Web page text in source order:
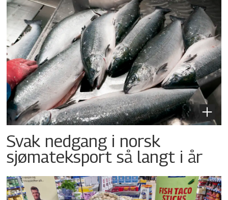
Svak nedgang i norsk
sjømateksport så langt i år